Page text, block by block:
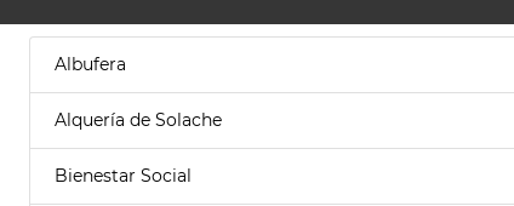
Albufera
Alquería de Solache
Bienestar Social